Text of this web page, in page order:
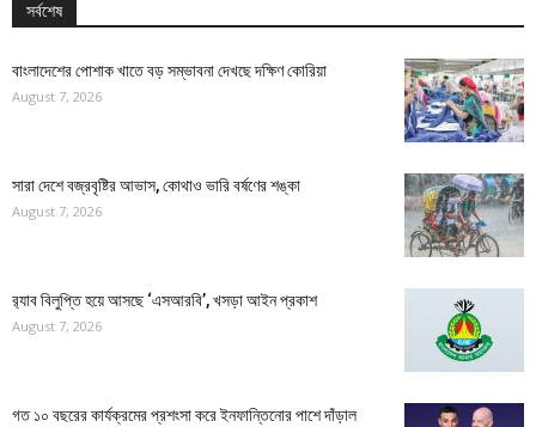
সর্বশেষ
বাংলাদেশের পোশাক খাতে বড় সম্ভাবনা দেখছে দক্ষিণ কোরিয়া
August 7, 2026
সারা দেশে বজ্রবৃষ্টির আভাস, কোথাও ভারি বর্ষণের শঙ্কা
August 7, 2026
র‍্যাব বিলুপ্তি হয়ে আসছে ‘এসআরবি’, খসড়া আইন প্রকাশ
August 7, 2026
গত ১০ বছরের কার্যক্রমের প্রশংসা করে ইনফান্তিনোর পাশে দাঁড়াল